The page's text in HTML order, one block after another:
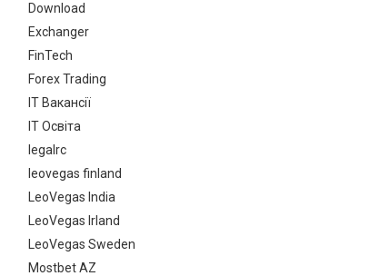
Download
Exchanger
FinTech
Forex Trading
IT Вакансії
IT Освіта
legalrc
leovegas finland
LeoVegas India
LeoVegas Irland
LeoVegas Sweden
Mostbet AZ